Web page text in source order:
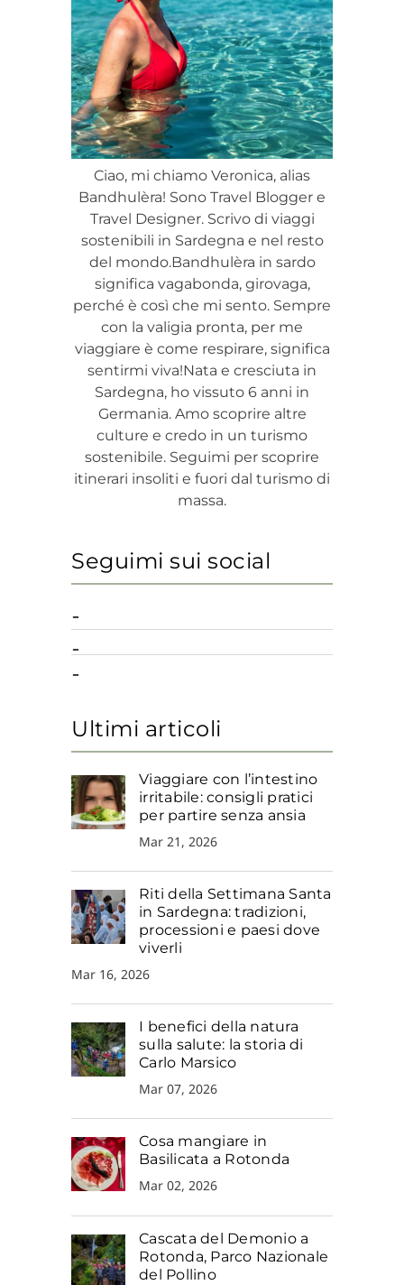
Ciao, mi chiamo Veronica, alias
Bandhulèra! Sono Travel Blogger e
Travel Designer. Scrivo di viaggi
sostenibili in Sardegna e nel resto
del mondo.Bandhulèra in sardo
significa vagabonda, girovaga,
perché è così che mi sento. Sempre
con la valigia pronta, per me
viaggiare è come respirare, significa
sentirmi viva!Nata e cresciuta in
Sardegna, ho vissuto 6 anni in
Germania. Amo scoprire altre
culture e credo in un turismo
sostenibile. Seguimi per scoprire
itinerari insoliti e fuori dal turismo di
massa.
Seguimi sui social
Ultimi articoli
Viaggiare con l’intestino
irritabile: consigli pratici
per partire senza ansia
Mar 21, 2026
Riti della Settimana Santa
in Sardegna: tradizioni,
processioni e paesi dove
viverli
Mar 16, 2026
I benefici della natura
sulla salute: la storia di
Carlo Marsico
Mar 07, 2026
Cosa mangiare in
Basilicata a Rotonda
Mar 02, 2026
Cascata del Demonio a
Rotonda, Parco Nazionale
del Pollino